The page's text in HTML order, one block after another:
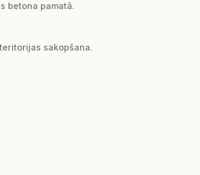
betona pamatā.
sakopšana.